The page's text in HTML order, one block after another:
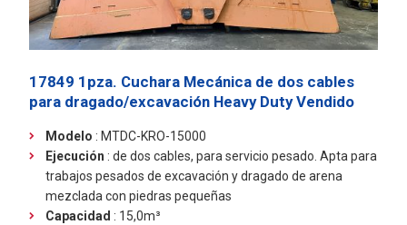
17849 1pza. Cuchara Mecánica de dos cables
para dragado/excavación Heavy DutyVendido
Modelo : MTDC-KRO-15000
Ejecución : de dos cables, para servicio pesado. Apta para
trabajos pesados de excavación y dragado de arena
mezclada con piedras pequeñas
Capacidad : 15,0m³